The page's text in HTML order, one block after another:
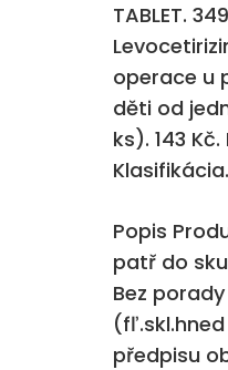
TABLET.
operace u
děti od
ks). 143
Popis
patř do
Bez
(fľ.skl.hned
předpisu